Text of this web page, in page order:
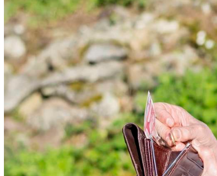
Криминал
Спорт
Черноземье